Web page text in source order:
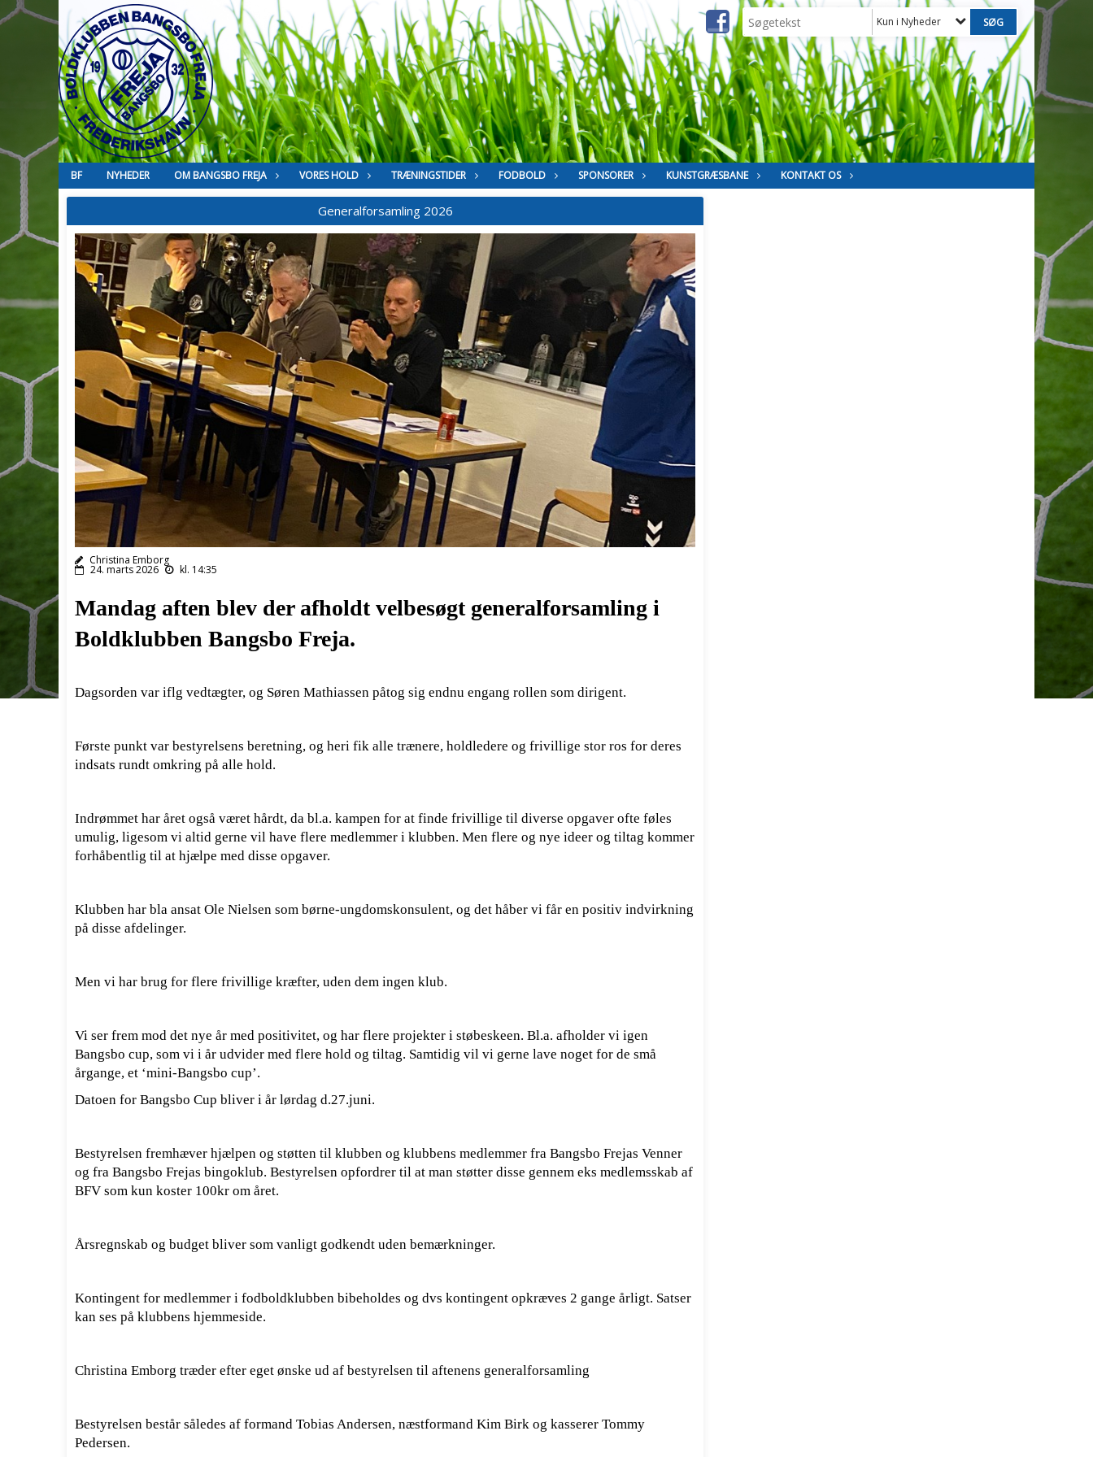
Kun i Nyheder
BF NYHEDER OM BANGSBO FREJA VORES HOLD TRÆNINGSTIDER FODBOLD SPONSORER KUNSTGRÆSBANE KONTAKT OS
Generalforsamling 2026
Christina Emborg
24. marts 2026 kl. 14:35
Mandag aften blev der afholdt velbesøgt generalforsamling i
Boldklubben Bangsbo Freja.
Dagsorden var iflg vedtægter, og Søren Mathiassen påtog sig endnu engang rollen som dirigent.
Første punkt var bestyrelsens beretning, og heri fik alle trænere, holdledere og frivillige stor ros for deres
indsats rundt omkring på alle hold.
Indrømmet har året også været hårdt, da bl.a. kampen for at finde frivillige til diverse opgaver ofte føles
umulig, ligesom vi altid gerne vil have flere medlemmer i klubben. Men flere og nye ideer og tiltag kommer
forhåbentlig til at hjælpe med disse opgaver.
Klubben har bla ansat Ole Nielsen som børne-ungdomskonsulent, og det håber vi får en positiv indvirkning
på disse afdelinger.
Men vi har brug for flere frivillige kræfter, uden dem ingen klub.
Vi ser frem mod det nye år med positivitet, og har flere projekter i støbeskeen. Bl.a. afholder vi igen
Bangsbo cup, som vi i år udvider med flere hold og tiltag. Samtidig vil vi gerne lave noget for de små
årgange, et ‘mini-Bangsbo cup’.
Datoen for Bangsbo Cup bliver i år lørdag d.27.juni.
Bestyrelsen fremhæver hjælpen og støtten til klubben og klubbens medlemmer fra Bangsbo Frejas Venner
og fra Bangsbo Frejas bingoklub. Bestyrelsen opfordrer til at man støtter disse gennem eks medlemsskab af
BFV som kun koster 100kr om året.
Årsregnskab og budget bliver som vanligt godkendt uden bemærkninger.
Kontingent for medlemmer i fodboldklubben bibeholdes og dvs kontingent opkræves 2 gange årligt. Satser
kan ses på klubbens hjemmeside.
Christina Emborg træder efter eget ønske ud af bestyrelsen til aftenens generalforsamling
Bestyrelsen består således af formand Tobias Andersen, næstformand Kim Birk og kasserer Tommy
Pedersen.